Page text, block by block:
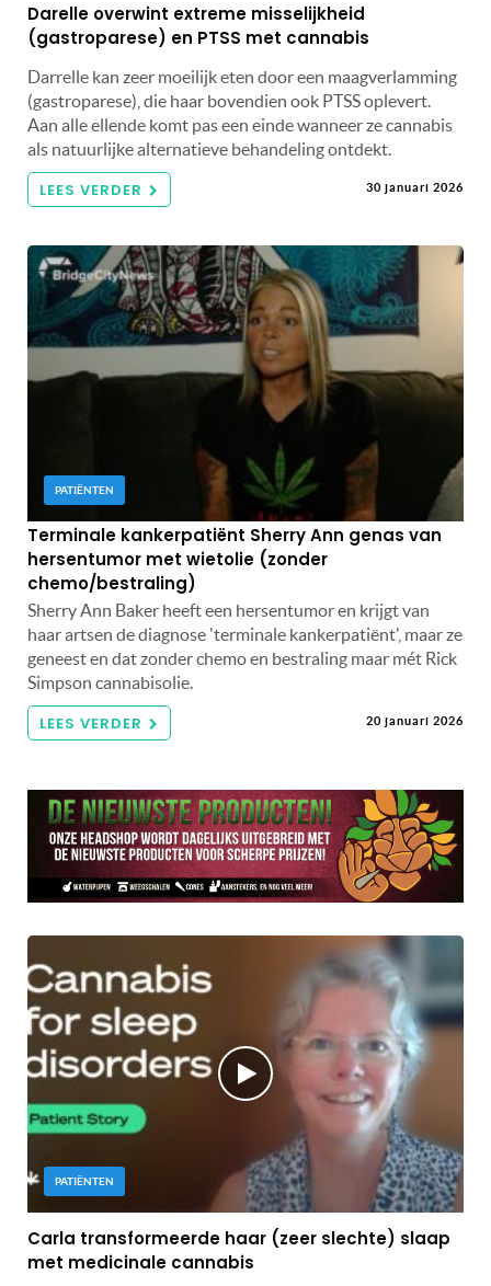
Darelle overwint extreme misselijkheid
(gastroparese) en PTSS met cannabis
Darrelle kan zeer moeilijk eten door een maagverlamming
(gastroparese), die haar bovendien ook PTSS oplevert.
Aan alle ellende komt pas een einde wanneer ze cannabis
als natuurlijke alternatieve behandeling ontdekt.
LEES VERDER 30 januari 2026
PATIËNTEN
Terminale kankerpatiënt Sherry Ann genas van
hersentumor met wietolie (zonder
chemo/bestraling)
Sherry Ann Baker heeft een hersentumor en krijgt van
haar artsen de diagnose 'terminale kankerpatiënt', maar ze
geneest en dat zonder chemo en bestraling maar mét Rick
Simpson cannabisolie.
LEES VERDER 20 januari 2026
PATIËNTEN
Carla transformeerde haar (zeer slechte) slaap
met medicinale cannabis